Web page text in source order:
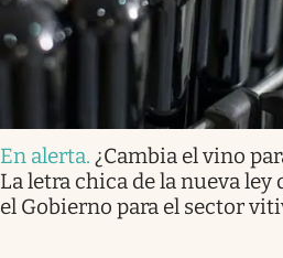
En alerta. ¿Cambia el vino
La letra chica de la nueva ley
el Gobierno para el sector